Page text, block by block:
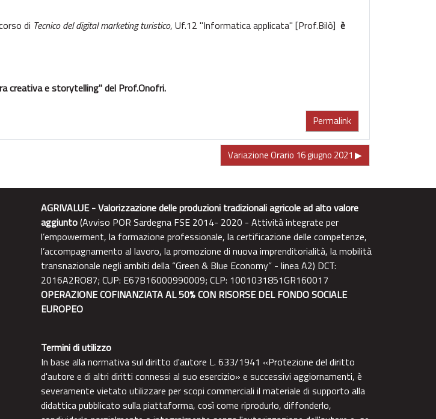
di Tecnico del digital marketing turistico, Uf.12 "Informatica applicata" [Prof.Bilò] è
creativa e storytelling" del Prof.Onofri.
Permalink
Variazione Orario 16 giugno 2021 ▶︎
AGRIVALUE - Valorizzazione delle produzioni tradizionali agricole ad alto valore
aggiunto(Avviso POR Sardegna FSE 2014- 2020 - Attività integrate per
l’empowerment, la formazione professionale, la certificazione delle competenze,
l’accompagnamento al lavoro, la promozione di nuova imprenditorialità, la mobilità
transnazionale negli ambiti della “Green & Blue Economy” - linea A2) DCT:
2016A2RO87; CUP: E67B16000990009; CLP: 1001031851GR160017
OPERAZIONE COFINANZIATA AL 50% CON RISORSE DEL FONDO SOCIALE
EUROPEO
Termini di utilizzo
In base alla normativa sul diritto d'autore L. 633/1941 «Protezione del diritto
d'autore e di altri diritti connessi al suo esercizio» e successivi aggiornamenti, è
severamente vietato utilizzare per scopi commerciali il materiale di supporto alla
didattica pubblicato sulla piattaforma, così come riprodurlo, diffonderlo,